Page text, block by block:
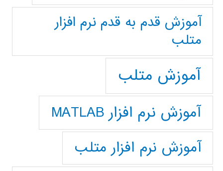
آموزش قدم به قدم نرم افزار
متلب
آموزش متلب
آموزش نرم افزار MATLAB
آموزش نرم افزار متلب